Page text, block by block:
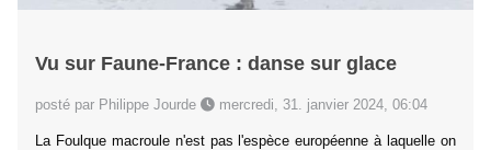
Vu sur Faune-France : danse sur glace
posté par Philippe Jourde mercredi, 31. janvier 2024, 06:04
La Foulque macroule n'est pas l'espèce européenne à laquelle on